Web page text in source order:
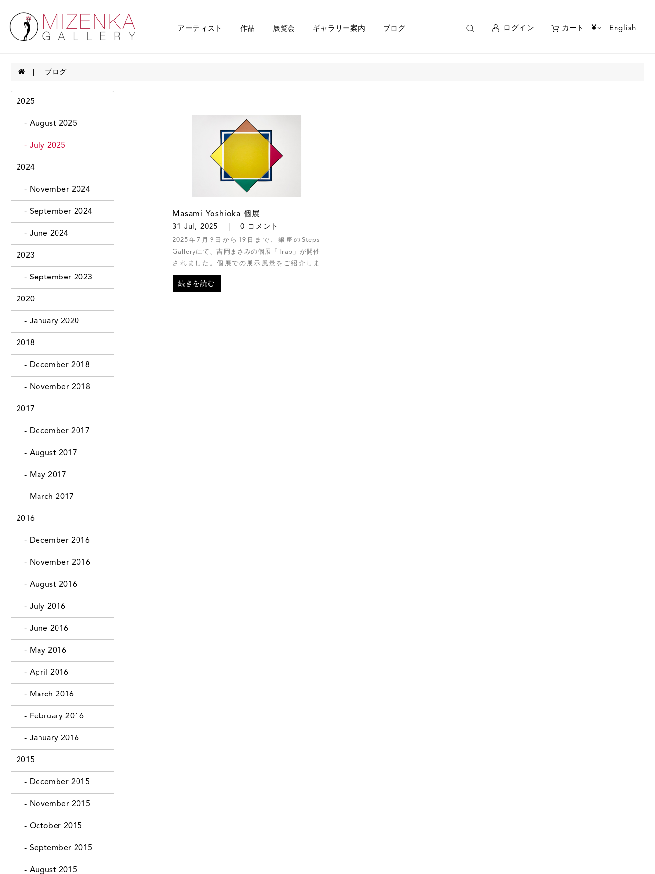
アーティスト 作品 展覧会 ギャラリー案内 ブログ ログイン カート ¥ English
ブログ
2025
- August 2025
- July 2025
2024
- November 2024
- September 2024
- June 2024
2023
- September 2023
2020
- January 2020
2018
- December 2018
- November 2018
2017
- December 2017
- August 2017
- May 2017
- March 2017
2016
- December 2016
- November 2016
- August 2016
- July 2016
- June 2016
- May 2016
- April 2016
- March 2016
- February 2016
- January 2016
2015
- December 2015
- November 2015
- October 2015
- September 2015
- August 2015
Masami Yoshioka 個展
31 Jul, 2025 0 コメント
2025年7月9日から19日まで、銀座のSteps
Galleryにて、吉岡まさみの個展「Trap」 が開催
されました。個展での展示風景をご紹介しま
す。
続きを読む